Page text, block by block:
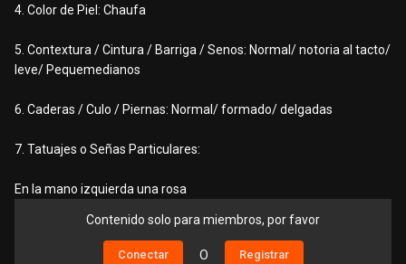
4. Color de Piel: Chaufa
5. Contextura / Cintura / Barriga / Senos: Normal/ notoria al tacto/
leve/ Pequemedianos
6. Caderas / Culo / Piernas: Normal/ formado/ delgadas
7. Tatuajes o Señas Particulares:
En la mano izquierda una rosa
Contenido solo para miembros, por favor
Conectar O Registrar